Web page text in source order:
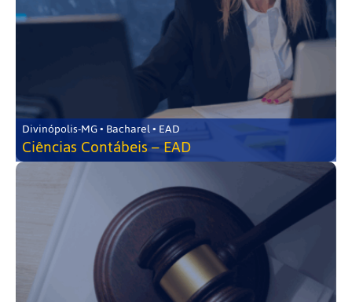
Divinópolis-MG • Bacharel • EAD
Ciências Contábeis – EAD